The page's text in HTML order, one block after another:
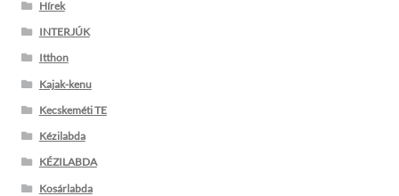
Hírek
INTERJÚK
Itthon
Kajak-kenu
Kecskeméti TE
Kézilabda
KÉZILABDA
Kosárlabda